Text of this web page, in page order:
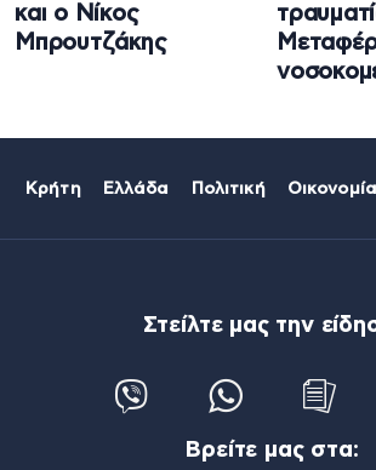
και ο Νίκος
Μπρουτζάκης
Κρήτη Ελλάδα Πολιτική Οικονομία
Στείλτε μας την
Βρείτε μας στα: